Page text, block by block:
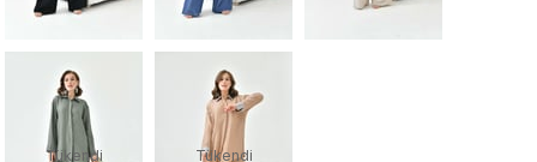
Tükendi Tükendi